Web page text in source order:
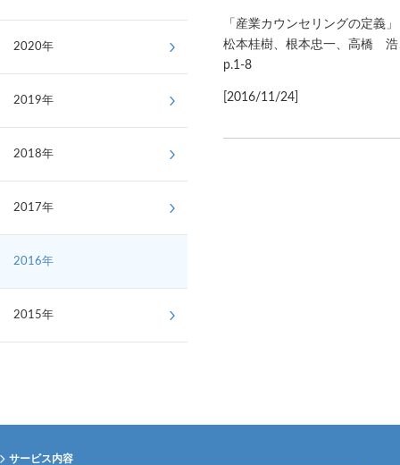
「産業カウンセリングの定義」
松本桂樹、根本忠一、高橋 浩
p.1-8
[2016/11/24]
2020年
2019年
2018年
2017年
2016年
2015年
サービス内容